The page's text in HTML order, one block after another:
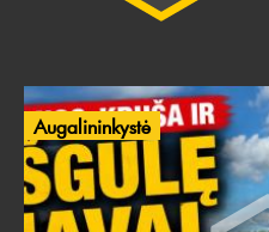
Augalininkystė